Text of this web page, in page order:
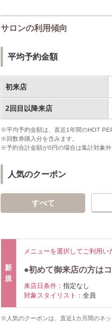
サロンの利用傾向
平均予約金額
初来店
2回目以降来店
※平均予約金額は、直近1年間のHOT
※回数券購入分を含みます。
※予約合計金額が0円の場合は集計対象外
人気のクーポン
すべて
新
規
メニューを選択してご利用
●初めて御来店の方は
来店日条件： 指定なし
対象スタイリスト： 全員
※人気のクーポンは、直近1カ月間のネッ